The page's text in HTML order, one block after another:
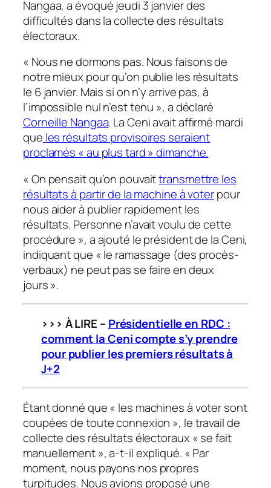
Nangaa, a évoqué jeudi 3 janvier des
difficultés dans la collecte des résultats
électoraux.
« Nous ne dormons pas. Nous faisons de
notre mieux pour qu’on publie les résultats
le 6 janvier. Mais si on n’y arrive pas, à
l’impossible nul n’est tenu », a déclaré
Corneille Nangaa. La Ceni avait affirmé mardi
que les résultats provisoires seraient
proclamés « au plus tard » dimanche.
« On pensait qu’on pouvaittransmettre les
résultats à partir de la machine à voterpour
nous aider à publier rapidement les
résultats. Personne n’avait voulu de cette
procédure », a ajouté le président de la Ceni,
indiquant que « le ramassage (des procès-
verbaux) ne peut pas se faire en deux
jours ».
>>> À LIRE – Présidentielle en RDC :
comment la Ceni compte s’y prendre
pour publier les premiers résultatsà
J+2
Étant donné que « les machines à voter sont
coupées de toute connexion », le travail de
collecte des résultats électoraux « se fait
manuellement », a-t-il expliqué. « Par
moment, nous payons nos propres
turpitudes. Nous avions proposé une